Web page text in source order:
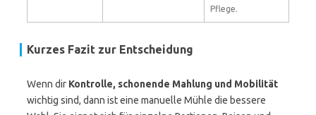
Pflege.
Kurzes Fazit zur Entscheidung
Wenn dir Kontrolle, schonende Mahlung und Mobilität
wichtig sind, dann ist eine manuelle Mühle die bessere